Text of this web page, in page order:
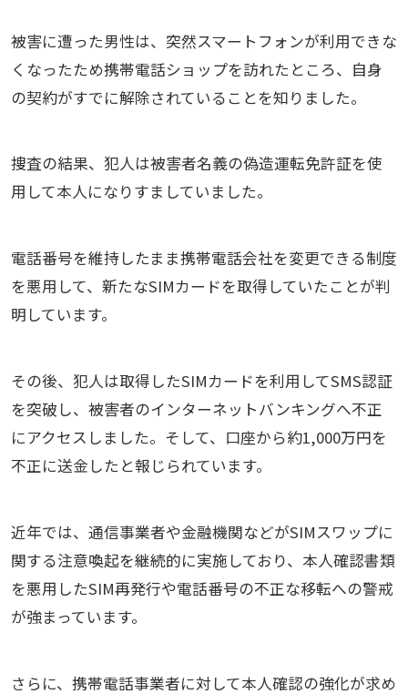
被害に遭った男性は、突然スマートフォンが利用できな
くなったため携帯電話ショップを訪れたところ、自身
の契約がすでに解除されていることを知りました。
捜査の結果、犯人は被害者名義の偽造運転免許証を使
用して本人になりすましていました。
電話番号を維持したまま携帯電話会社を変更できる制度
を悪用して、新たなSIMカードを取得していたことが判
明しています。
その後、犯人は取得したSIMカードを利用してSMS認証
を突破し、被害者のインターネットバンキングへ不正
にアクセスしました。そして、口座から約1,000万円を
不正に送金したと報じられています。
近年では、通信事業者や金融機関などがSIMスワップに
関する注意喚起を継続的に実施しており、本人確認書類
を悪用したSIM再発行や電話番号の不正な移転への警戒
が強まっています。
さらに、携帯電話事業者に対して本人確認の強化が求め